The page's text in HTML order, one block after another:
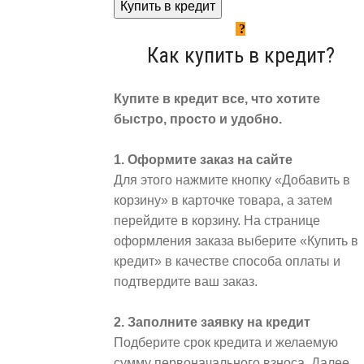
Купить в кредит
Как купить в кредит?
Купите в кредит все, что хотите
быстро, просто и удобно.
1. Оформите заказ на сайте
Для этого нажмите кнопку «Добавить в
корзину» в карточке товара, а затем
перейдите в корзину. На странице
оформления заказа выберите «Купить в
кредит» в качестве способа оплаты и
подтвердите ваш заказ.
2. Заполните заявку на кредит
Подберите срок кредита и желаемую